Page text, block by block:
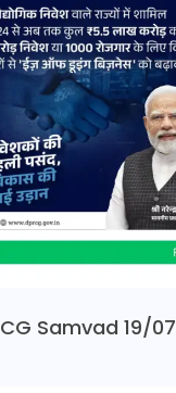
CG Samvad 19/07